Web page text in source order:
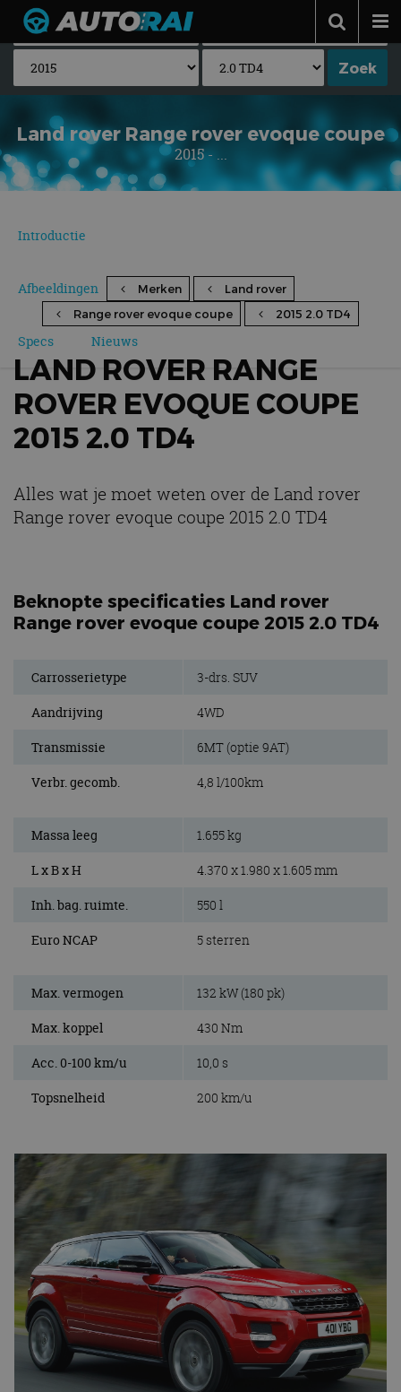
Autonieuws
Podcast
Autotests
Automerken
Adverteren
Contact
Land rover Range rover evoque coupe
2015 - ...
Introductie
Afbeeldingen
Specs Nieuws
Merken
Land rover
Range rover evoque coupe
2015 2.0 TD4
LAND ROVER RANGE
ROVER EVOQUE COUPE
2015 2.0 TD4
Alles wat je moet weten over de Land rover
Range rover evoque coupe 2015 2.0 TD4
Beknopte specificaties Land rover
Range rover evoque coupe 2015 2.0 TD4
Carrosserietype 3-drs. SUV
Aandrijving 4WD
Transmissie 6MT (optie 9AT)
Verbr. gecomb. 4,8 l/100km
Massa leeg 1.655 kg
L x B x H 4.370 x 1.980 x 1.605 mm
Inh. bag. ruimte. 550 l
Euro NCAP 5 sterren
Max. vermogen 132 kW (180 pk)
Max. koppel 430 Nm
Acc. 0-100 km/u 10,0 s
Topsnelheid 200 km/u